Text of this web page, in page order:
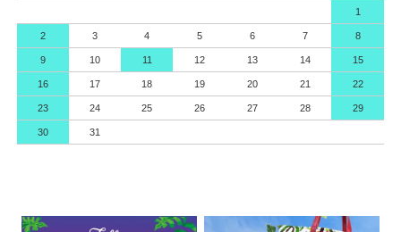
1
2 3 4 5 6 7 8
9 10 11 12 13 14 15
16 17 18 19 20 21 22
23 24 25 26 27 28 29
30 31